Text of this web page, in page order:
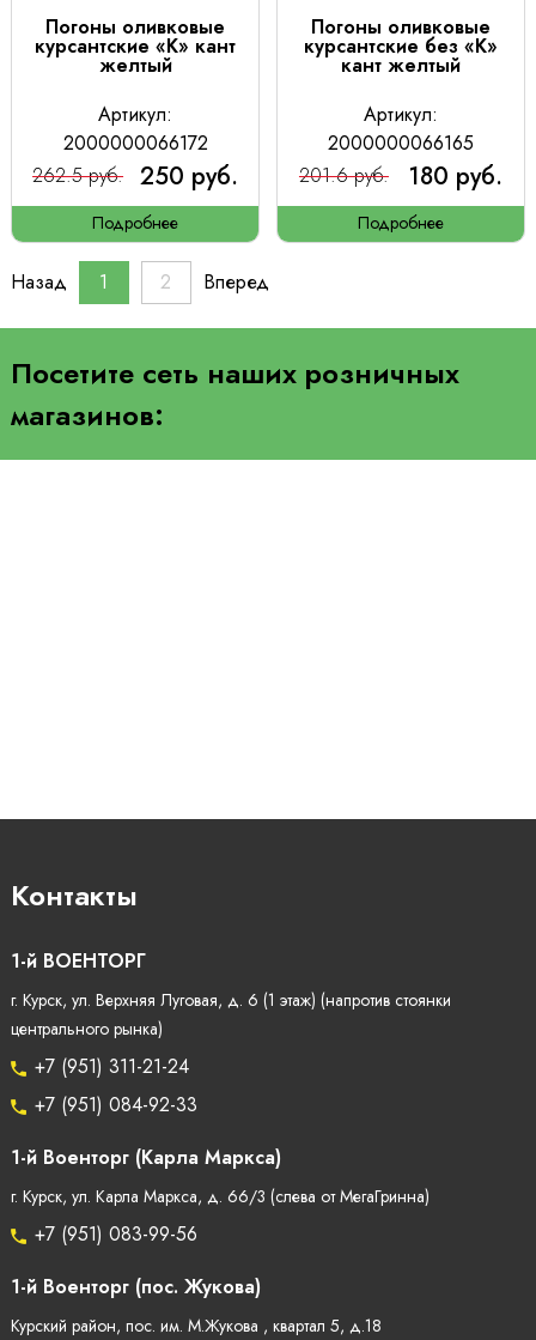
Погоны оливковые
курсантские «К» кант
желтый
Артикул:
2000000066172
262.5 руб.
250 руб.
Подробнее
Погоны оливковые
курсантские без «К»
кант желтый
Артикул:
2000000066165
201.6 руб.
180 руб.
Подробнее
Назад 1 2 Вперед
Посетите сеть наших розничных
магазинов:
Контакты
1-й ВОЕНТОРГ
г. Курск, ул. Верхняя Луговая, д. 6 (1 этаж) (напротив стоянки
центрального рынка)
+7 (951) 311-21-24
+7 (951) 084-92-33
1-й Военторг (Карла Маркса)
г. Курск, ул. Карла Маркса, д. 66/3 (слева от МегаГринна)
+7 (951) 083-99-56
1-й Военторг (пос. Жукова)
Курский район, пос. им. М.Жукова , квартал 5, д.18